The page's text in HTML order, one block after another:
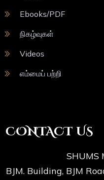
Ebooks/PDF
நிகழ்வுகள்
Videos
எம்மைப் பற்றி
CONTACT US
SHUMS
BJM. Building, BJM